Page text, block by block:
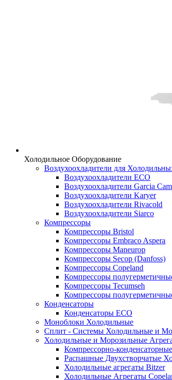
Холодильное Оборудование
Воздухоохладители для
Воздухоохладители ECO
Воздухоохладители Garcia
Воздухоохладители Karyer
Воздухоохладители Rivacold
Воздухоохладители Siarco
Компрессоры
Компрессоры Bristol
Компрессоры Embraco Aspera
Компрессоры Maneurop
Компрессоры Secop (Danfoss)
Компрессоры Copeland
Компрессоры
Компрессоры Tecumseh
Компрессоры
Конденсаторы
Конденсаторы ECO
Моноблоки Холодильные
Сплит - Системы Холодильные и
Холодильные и Морозильные
Компрессорно-
Распашные Двухстворчатые
Холодильные агрегаты Bitzer
Холодильные Агрегаты